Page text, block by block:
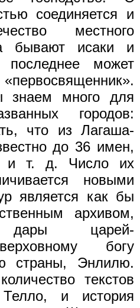
соединяется и
местного
бывают исаки и
может
знаем много для
городов:
что из Лагаша-
до 36 имен,
и т. д. Число их
новыми
является как бы
архивом,
дары царей-
бoгу
страны, Энлилю.
текстов
и история